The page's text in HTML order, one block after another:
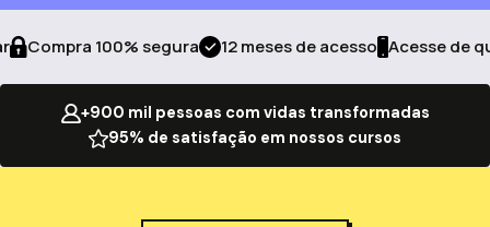
Compra 100% segura 12 meses de acesso Acesse de
+900 mil pessoas com vidas transformadas
95% de satisfação em nossos cursos